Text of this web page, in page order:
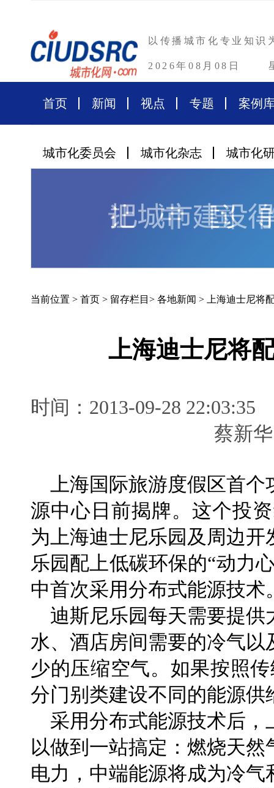
以传播城市化专业知识
2026年08月08日
首页 新闻 视点 专题 案例
城市化委员会 城市化杂志 城市化
当前位置 > 首页 > 留存栏目 > 各地新闻 > 上海迪士尼将
上海迪士尼将
时间：2013-09-28
蔡新
上海国际旅游度假区首
源中心日前揭牌。这个投
为上海迪士尼乐园及周边
乐园配上低碳环保的“动力
中首次采用分布式能源技术
迪斯尼乐园每天需要提供
水、酒店房间需要的冷气
少的压缩空气。如果按照
分门别类建设不同的能源供
采用分布式能源技术后，
以做到一站搞定：燃烧天
电力，中端能源将成为冷